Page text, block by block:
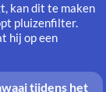
kan dit te maken
pluizenfilter.
hij op een